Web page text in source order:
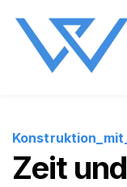
Blog
Über WeSt
Zeit